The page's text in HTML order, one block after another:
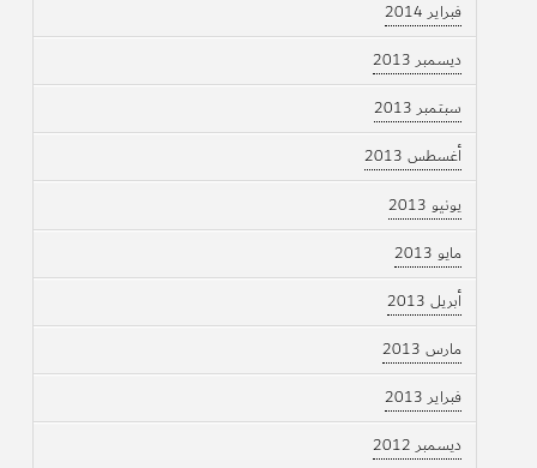
فبراير 2014
ديسمبر 2013
سبتمبر 2013
أغسطس 2013
يونيو 2013
مايو 2013
أبريل 2013
مارس 2013
فبراير 2013
ديسمبر 2012